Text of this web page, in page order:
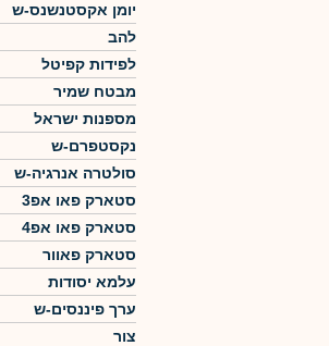
יומן אקסטנשנס-ש
להב
לפידות קפיטל
מבטח שמיר
מספנות ישראל
נקסטפרם-ש
סולטרה אנרגיה-ש
סטארק פאו אפ3
סטארק פאו אפ4
סטארק פאוור
עלמא יסודות
ערך פיננסים-ש
צור